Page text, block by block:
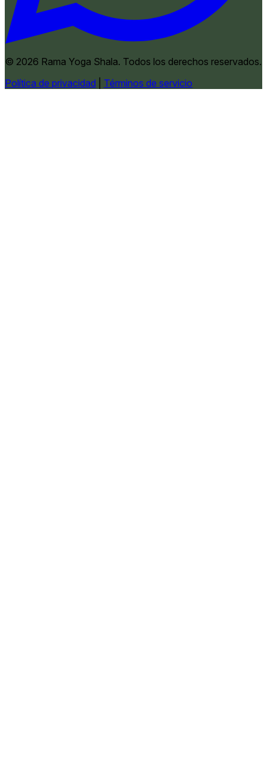
© 2026 Rama Yoga Shala. Todos los derechos reservados.
Política de privacidad
Términos de servicio